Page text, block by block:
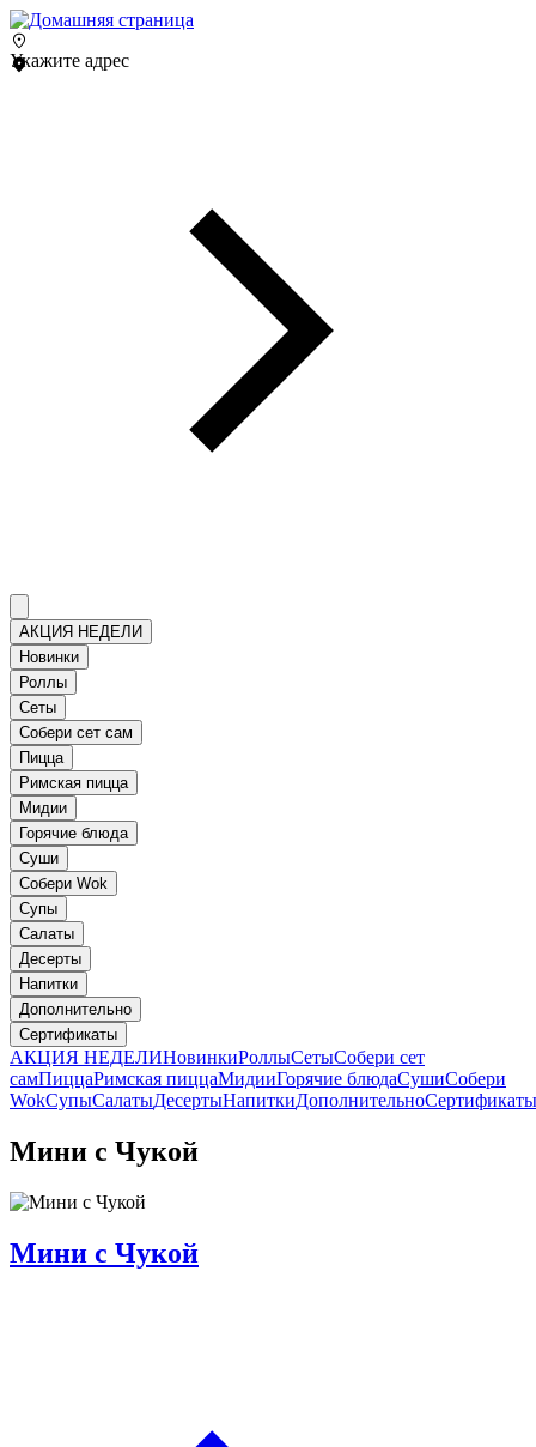
Укажите адрес
АКЦИЯ НЕДЕЛИ
Новинки
Роллы
Сеты
Собери сет сам
Пицца
Римская пицца
Мидии
Горячие блюда
Суши
Собери Wok
Супы
Салаты
Десерты
Напитки
Дополнительно
Сертификаты
АКЦИЯ НЕДЕЛИНовинкиРоллыСетыСобери сет
самПиццаРимская пиццаМидииГорячие блюдаСушиСобери
WokСупыСалатыДесертыНапиткиДополнительноСертификаты
Мини с Чукой
Мини с Чукой